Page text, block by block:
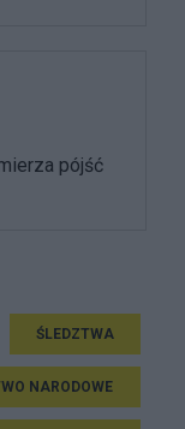
pójść
ŚLEDZTWA
NARODOWE